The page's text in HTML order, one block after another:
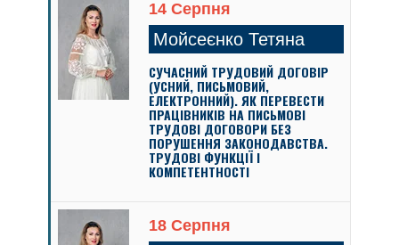
14 Серпня
Мойсеєнко Тетяна
СУЧАСНИЙ ТРУДОВИЙ ДОГОВІР
(УСНИЙ, ПИСЬМОВИЙ,
ЕЛЕКТРОННИЙ). ЯК ПЕРЕВЕСТИ
ПРАЦІВНИКІВ НА ПИСЬМОВІ
ТРУДОВІ ДОГОВОРИ БЕЗ
ПОРУШЕННЯ ЗАКОНОДАВСТВА.
ТРУДОВІ ФУНКЦІЇ І
КОМПЕТЕНТНОСТІ
18 Серпня